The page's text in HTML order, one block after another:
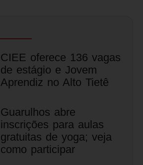
CIEE oferece 136 vagas
de estágio e Jovem
Aprendiz no Alto Tietê
Guarulhos abre
inscrições para aulas
gratuitas de yoga; veja
como participar